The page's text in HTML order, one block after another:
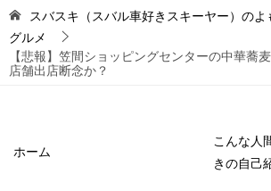
スバスキ（スバル車好きスキーヤー）のよ
グルメ
【悲報】笠間ショッピングセンターの中華
店舗出店断念か？
ホーム
こんな人
きの自己